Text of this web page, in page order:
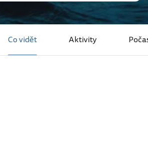
Co vidět Aktivity